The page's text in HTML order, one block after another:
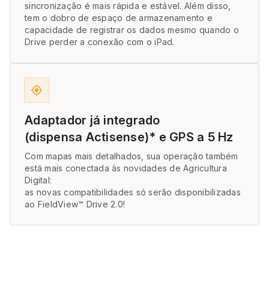
sincronização é mais rápida e estável. Além disso,
tem o dobro de espaço de armazenamento e
capacidade de registrar os dados mesmo quando o
Drive perder a conexão com o iPad.
gps_fixed
Adaptador já integrado
(dispensa Actisense)* e GPS a 5 Hz
Com mapas mais detalhados, sua operação também
está mais conectada às novidades de Agricultura
Digital:
as novas compatibilidades só serão disponibilizadas
ao FieldView™ Drive 2.0!